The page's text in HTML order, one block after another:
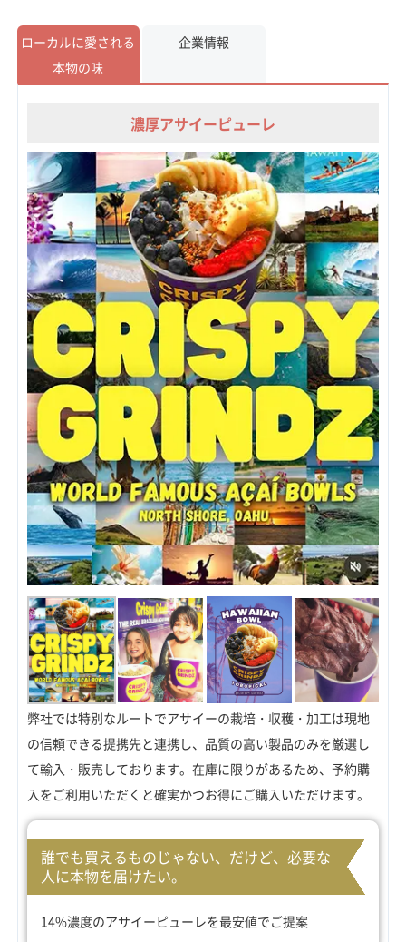
ローカルに愛される
本物の味
企業情報
濃厚アサイーピューレ
弊社では特別なルートでアサイーの栽培・収穫・加工は現地
の信頼できる提携先と連携し、品質の高い製品のみを厳選し
て輸入・販売しております。在庫に限りがあるため、予約購
入をご利用いただくと確実かつお得にご購入いただけます。
誰でも買えるものじゃない、だけど、必要な
人に本物を届けたい。
14%濃度のアサイーピューレを最安値でご提案